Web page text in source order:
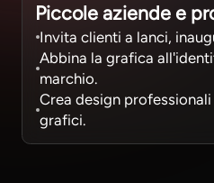
Piccole aziende e
Invita clienti a lanci,
Abbina la grafica
marchio.
Crea design professionali
grafici.